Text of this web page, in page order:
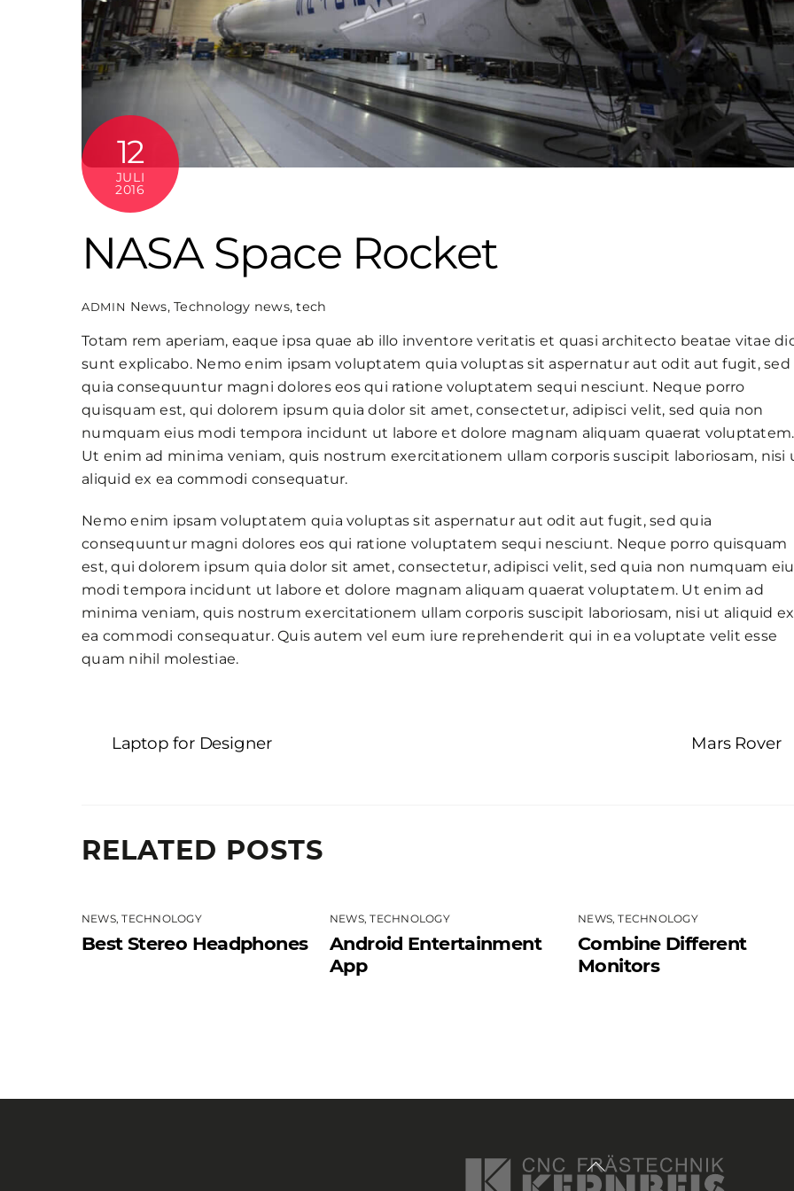
12
JULI
2016
NASA Space Rocket
ADMIN News, Technology news,tech
Totam rem aperiam, eaque ipsa quae ab illo inventore veritatis et quasi architecto beatae vitae
sunt explicabo. Nemo enim ipsam voluptatem quia voluptas sit aspernatur aut odit aut fugit, sed
quia consequuntur magni dolores eos qui ratione voluptatem sequi nesciunt. Neque porro
quisquam est, qui dolorem ipsum quia dolor sit amet, consectetur, adipisci velit, sed quia non
numquam eius modi tempora incidunt ut labore et dolore magnam aliquam quaerat voluptatem.
Ut enim ad minima veniam, quis nostrum exercitationem ullam corporis suscipit laboriosam, nisi
aliquid ex ea commodi consequatur.
Nemo enim ipsam voluptatem quia voluptas sit aspernatur aut odit aut fugit, sed quia
consequuntur magni dolores eos qui ratione voluptatem sequi nesciunt. Neque porro quisquam
est, qui dolorem ipsum quia dolor sit amet, consectetur, adipisci velit, sed quia non numquam
modi tempora incidunt ut labore et dolore magnam aliquam quaerat voluptatem. Ut enim ad
minima veniam, quis nostrum exercitationem ullam corporis suscipit laboriosam, nisi ut aliquid ex
ea commodi consequatur. Quis autem vel eum iure reprehenderit qui in ea voluptate velit esse
quam nihil molestiae.
Laptop for Designer Mars Rover
RELATED POSTS
NEWS,TECHNOLOGY
Best Stereo Headphones
NEWS,TECHNOLOGY
Android Entertainment
App
NEWS,TECHNOLOGY
Combine Different
Monitors
Back
To